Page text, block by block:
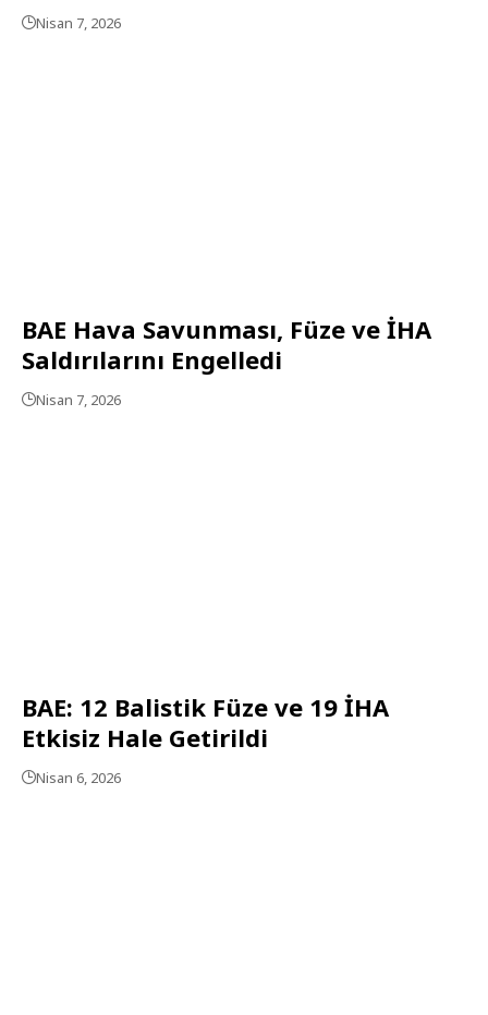
Nisan 7, 2026
BAE Hava Savunması, Füze ve İHA
Saldırılarını Engelledi
Nisan 7, 2026
BAE: 12 Balistik Füze ve 19 İHA
Etkisiz Hale Getirildi
Nisan 6, 2026